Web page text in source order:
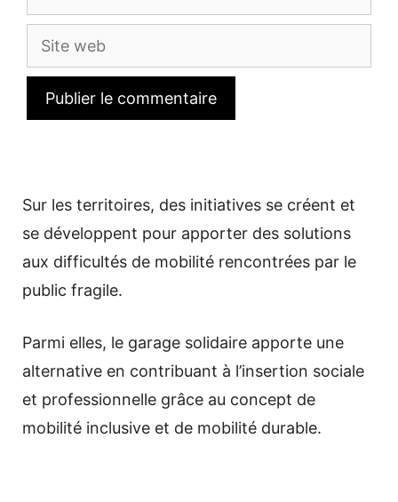
mail
Site
web
Sur les territoires, des initiatives se créent et
se développent pour apporter des solutions
aux difficultés de mobilité rencontrées par le
public fragile.
Parmi elles, le garage solidaire apporte une
alternative en contribuant à l’insertion sociale
et professionnelle grâce au concept de
mobilité inclusive et de mobilité durable.